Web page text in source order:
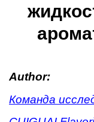
Author:
Команда